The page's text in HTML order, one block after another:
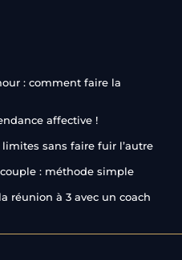
: comment faire la
affective !
sans faire fuir l’autre
: méthode simple
réunion à 3 avec un coach